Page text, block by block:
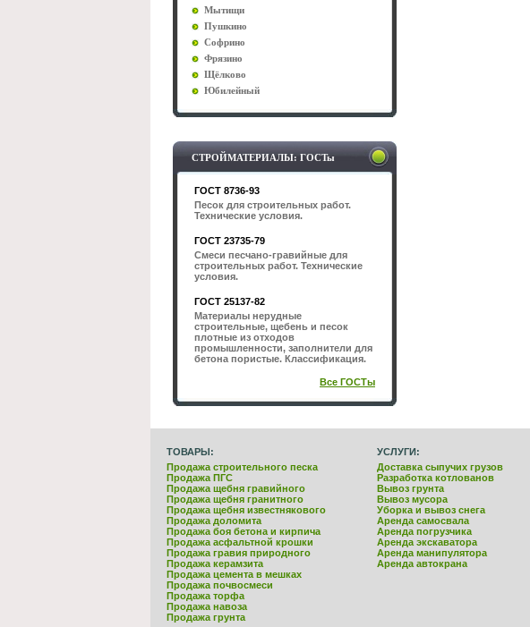
Мытищи
Пушкино
Софрино
Фрязино
Щёлково
Юбилейный
СТРОЙМАТЕРИАЛЫ: ГОСТы
ГОСТ 8736-93
Песок для строительных работ.
Технические условия.
ГОСТ 23735-79
Смеси песчано-гравийные для
строительных работ. Технические
условия.
ГОСТ 25137-82
Материалы нерудные
строительные, щебень и песок
плотные из отходов
промышленности, заполнители для
бетона пористые. Классификация.
Все ГОСТы
ТОВАРЫ: УСЛУГИ:
Продажа строительного песка
Продажа ПГС
Продажа щебня гравийного
Продажа щебня гранитного
Продажа щебня известнякового
Продажа доломита
Продажа боя бетона и кирпича
Продажа асфальтной крошки
Продажа гравия природного
Продажа керамзита
Продажа цемента в мешках
Доставка сыпучих грузов
Разработка котлованов
Вывоз грунта
Вывоз мусора
Уборка и вывоз снега
Аренда самосвала
Аренда погрузчика
Аренда экскаватора
Аренда манипулятора
Аренда автокрана
Продажа почвосмеси
Продажа торфа
Продажа навоза
Продажа грунта